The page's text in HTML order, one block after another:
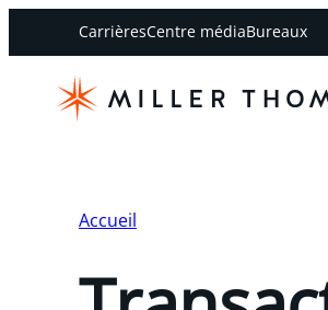
CarrièresCentre médiaBureaux
Accueil